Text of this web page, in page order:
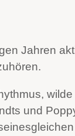
Jahren
wilde
und